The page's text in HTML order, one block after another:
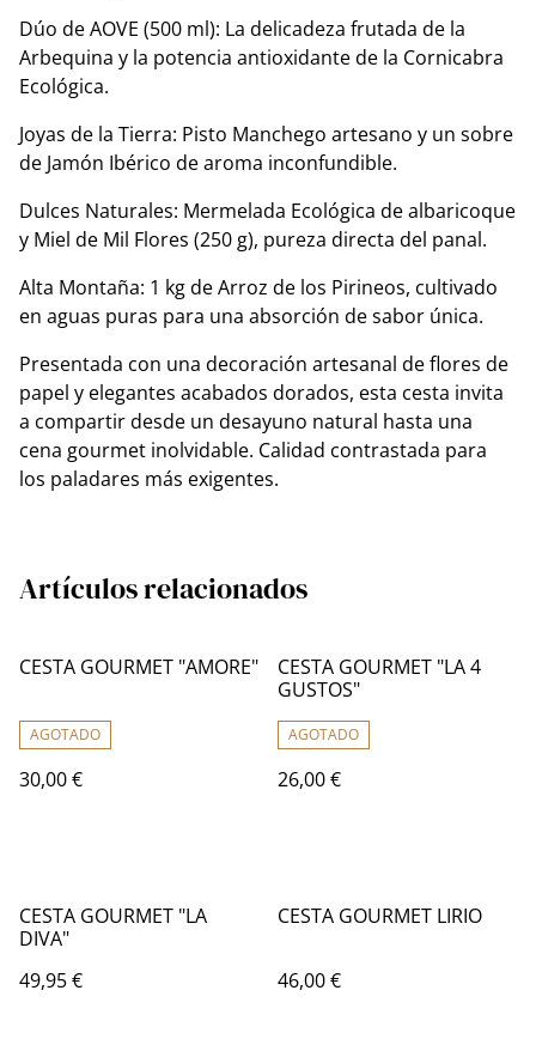
​Dúo de AOVE (500 ml): La delicadeza frutada de la
Arbequina y la potencia antioxidante de la Cornicabra
Ecológica.
​Joyas de la Tierra: Pisto Manchego artesano y un sobre
de Jamón Ibérico de aroma inconfundible.
​Dulces Naturales: Mermelada Ecológica de albaricoque
y Miel de Mil Flores (250 g), pureza directa del panal.
​Alta Montaña: 1 kg de Arroz de los Pirineos, cultivado
en aguas puras para una absorción de sabor única.
​Presentada con una decoración artesanal de flores de
papel y elegantes acabados dorados, esta cesta invita
a compartir desde un desayuno natural hasta una
cena gourmet inolvidable. Calidad contrastada para
los paladares más exigentes.
Artículos relacionados
CESTA GOURMET "AMORE"
AGOTADO
30,00 €
CESTA GOURMET "LA 4
GUSTOS"
AGOTADO
26,00 €
CESTA GOURMET "LA
DIVA"
49,95 €
CESTA GOURMET LIRIO
46,00 €